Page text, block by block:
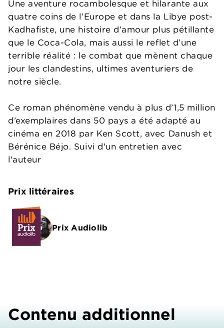
Une aventure rocambolesque et hilarante aux
quatre coins de l’Europe et dans la Libye post-
Kadhafiste, une histoire d’amour plus pétillante
que le Coca-Cola, mais aussi le reflet d’une
terrible réalité : le combat que mènent chaque
jour les clandestins, ultimes aventuriers de
notre siècle.
Ce roman phénomène vendu à plus d’1,5 million
d’exemplaires dans 50 pays a été adapté au
cinéma en 2018 par Ken Scott, avec Danush et
Bérénice Béjo. Suivi d'un entretien avec
l'auteur
Prix littéraires
Prix Audiolib
Contenu additionnel